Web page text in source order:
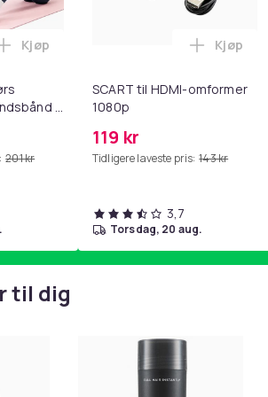
-
Pink
201 kr
Legg Magetrener, 6-rørs fotpedal
Kjøp
SCART til HDMI-omformer
1080p
119 kr
Tidligere laveste pris: 143 kr
Legg
Kjøp
3,7
torsdag, 20 aug.
til dig